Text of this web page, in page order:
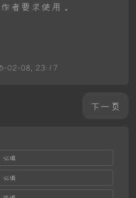
者要求使用。
02-08, 23:17
下一页